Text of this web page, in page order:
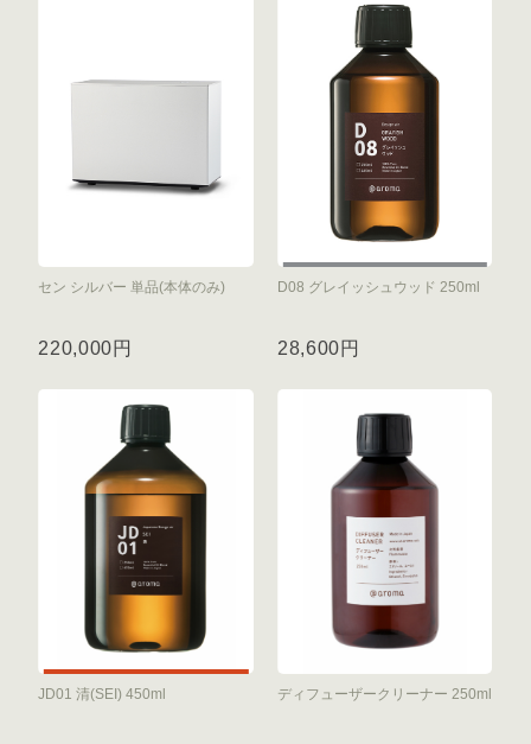
セン シルバー 単品(本体のみ)
220,000円
D08 グレイッシュウッド 250ml
28,600円
JD01 清(SEI) 450ml ディフューザークリーナー 250ml